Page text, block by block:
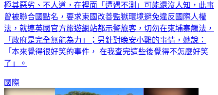
極其惡劣、不人道，在裡面「遭遇不測」可能還沒人知，此事
曾被聯合國點名，要求柬國改善監獄環境避免違反國際人權
法，就連英國官方旅遊網站都示警旅客，切勿在柬埔寨觸法，
「政府是完全無能為力」；另針對晚安小雞的事情，她說：
「本來覺得很好笑的事件， 在我查完這些後覺得不怎麼好笑
了」。
國際